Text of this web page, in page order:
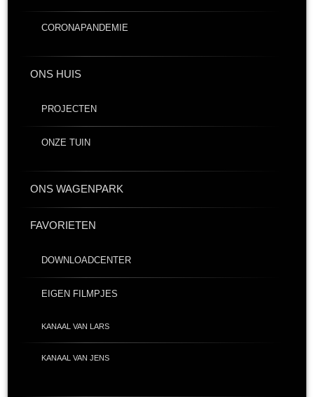
CORONAPANDEMIE
ONS HUIS
PROJECTEN
ONZE TUIN
ONS WAGENPARK
FAVORIETEN
DOWNLOADCENTER
EIGEN FILMPJES
KANAAL VAN LARS
KANAAL VAN JENS